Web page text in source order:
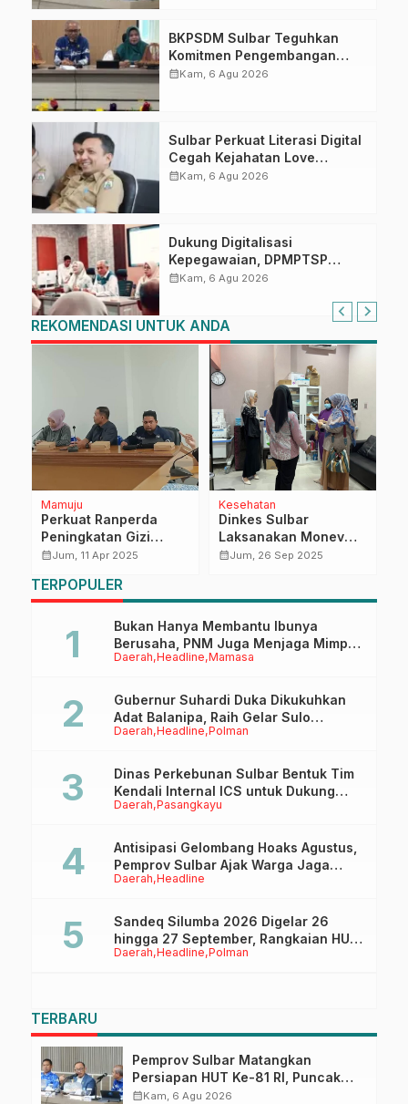
BKPSDM Sulbar Teguhkan
Komitmen Pengembangan
Kompetensi ASN melalui
calendar_monthKam, 6 Agu 2026
Sulbar Perkuat Literasi Digital
Cegah Kejahatan Love
Scamming
calendar_monthKam, 6 Agu 2026
Dukung Digitalisasi
Kepegawaian, DPMPTSP
Sulbar Siap Terapkan Aplikasi
calendar_monthKam, 6 Agu 2026
REKOMENDASI UNTUK ANDA
Mamuju
Perkuat Ranperda
Peningkatan Gizi
Masyarakat, DPRD
Kunjungan Kerja
calendar_monthJum, 11 Apr 2025
Kesehatan
Dinkes Sulbar
Laksanakan Monev
Standarisasi
Khusus Mutiara Ibu
Mamuju
calendar_monthJum, 26 Sep 2025
TERPOPULER
Daerah Headline Mamasa
Bukan Hanya Membantu Ibunya
Berusaha, PNM Juga Menjaga Mimpi
Anaknya Untuk Menggapai Cita-Cita
Daerah Headline Polman
Gubernur Suhardi Duka Dikukuhkan
Adat Balanipa, Raih Gelar Sulo
Tappidena
Daerah Pasangkayu
Dinas Perkebunan Sulbar Bentuk Tim
Kendali Internal ICS untuk Dukung
Sertifikasi ISPO Pekebun di
Daerah Headline
Antisipasi Gelombang Hoaks Agustus,
Pemprov Sulbar Ajak Warga Jaga
Ruang Digital
Daerah Headline Polman
Sandeq Silumba 2026 Digelar 26
hingga 27 September, Rangkaian HUT
Sulbar
TERBARU
Pemprov Sulbar Matangkan
Persiapan HUT Ke-81 RI, Puncak
Upacara di Lapangan Ahmad
calendar_monthKam, 6 Agu 2026